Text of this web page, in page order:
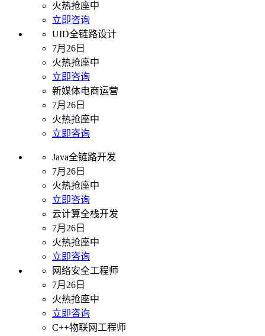
火热抢座中
立即咨询
UID全链路设计
7月26日
火热抢座中
立即咨询
新媒体电商运营
7月26日
火热抢座中
立即咨询
Java全链路开发
7月26日
火热抢座中
立即咨询
云计算全栈开发
7月26日
火热抢座中
立即咨询
网络安全工程师
7月26日
火热抢座中
立即咨询
C++物联网工程师